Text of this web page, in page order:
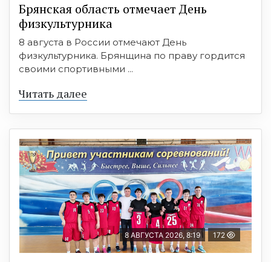
Брянская область отмечает День
физкультурника
8 августа в России отмечают День
физкультурника. Брянщина по праву гордится
своими спортивными ...
Читать далее
8 АВГУСТА 2026, 8:19 172